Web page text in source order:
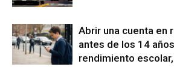
Abrir una cuenta en
antes de los 14
rendimiento